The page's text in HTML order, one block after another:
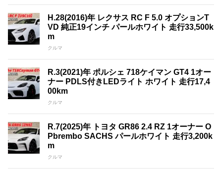
H.28(2016)年 レクサス RC F 5.0 オプションT
VD 純正19インチ パールホワイト 走行33,500k
m
クルマ
R.3(2021)年 ポルシェ 718ケイマン GT4 1オー
ナー PDLS付きLEDライト ホワイト 走行17,4
00km
クルマ
R.7(2025)年 トヨタ GR86 2.4 RZ 1オーナー O
Pbrembo SACHS パールホワイト 走行3,200k
m
クルマ